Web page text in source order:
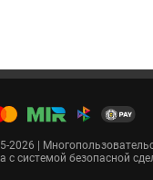
2026 |
с системой безопасной